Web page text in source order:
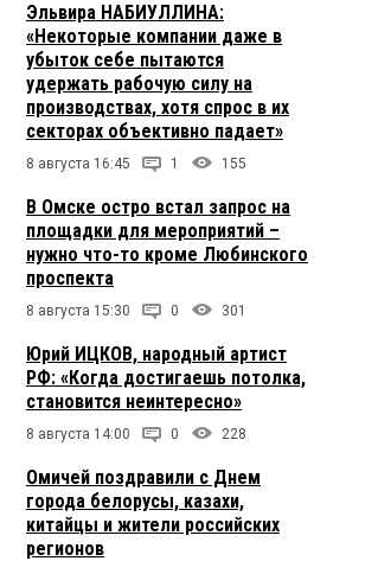
Эльвира НАБИУЛЛИНА:
«Некоторые компании даже в
убыток себе пытаются
удержать рабочую силу на
производствах, хотя спрос в их
секторах объективно падает»
8 августа 16:45 1 155
В Омске остро встал запрос на
площадки для мероприятий –
нужно что-то кроме Любинского
проспекта
8 августа 15:30 0 301
Юрий ИЦКОВ, народный артист
РФ: «Когда достигаешь потолка,
становится неинтересно»
8 августа 14:00 0 228
Омичей поздравили с Днем
города белорусы, казахи,
китайцы и жители российских
регионов